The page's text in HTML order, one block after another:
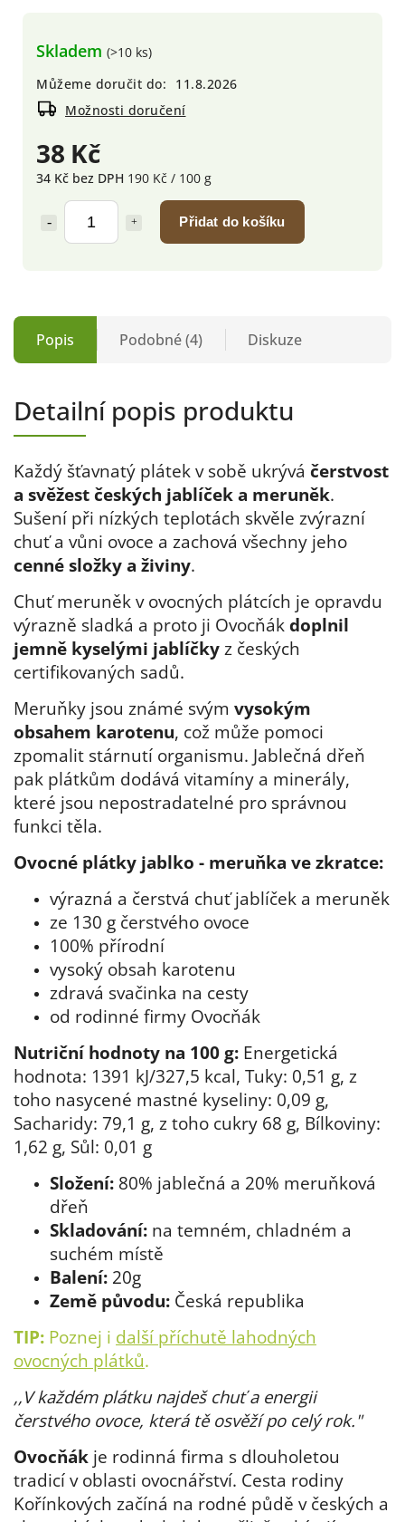
38 Kč
34 Kč bez DPH 190 Kč / 100 g
Přidat do košíku
Skladem (>10 ks)
Můžeme doručit do:
11.8.2026
Možnosti doručení
Popis Podobné (4) Diskuze
Detailní popis produktu
Každý šťavnatý plátek v sobě ukrývá čerstvost
a svěžest českých jablíček a meruněk.
Sušení při nízkých teplotách skvěle zvýrazní
chuť a vůni ovoce a zachová všechny jeho
cenné složky a živiny.
Chuť meruněk v ovocných plátcích je opravdu
výrazně sladká a proto ji Ovocňák doplnil
jemně kyselými jablíčky z českých
certifikovaných sadů.
Meruňky jsou známé svým vysokým
obsahem karotenu, což může pomoci
zpomalit stárnutí organismu. Jablečná dřeň
pak plátkům dodává vitamíny a minerály,
které jsou nepostradatelné pro správnou
funkci těla.
Ovocné plátky jablko - meruňka ve zkratce:
výrazná a čerstvá chuť jablíček a meruněk
ze 130 g čerstvého ovoce
100% přírodní
vysoký obsah karotenu
zdravá svačinka na cesty
od rodinné firmy Ovocňák
Nutriční hodnoty na 100 g: Energetická
hodnota: 1391 kJ/327,5 kcal, Tuky: 0,51 g, z
toho nasycené mastné kyseliny: 0,09 g,
Sacharidy: 79,1 g, z toho cukry 68 g, Bílkoviny:
1,62 g, Sůl: 0,01 g
Složení: 80% jablečná a 20% meruňková
dřeň
Skladování: na temném, chladném a
suchém místě
Balení: 20g
Země původu: Česká republika
TIP: Poznej i další příchutě lahodných
ovocných plátků.
,,V každém plátku najdeš chuť a energii
čerstvého ovoce, která tě osvěží po celý rok."
Ovocňák je rodinná firma s dlouholetou
tradicí v oblasti ovocnářství. Cesta rodiny
Kořínkových začíná na rodné půdě v českých a